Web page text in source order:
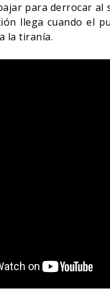
para derrocar al
llega cuando el
la tiranía.